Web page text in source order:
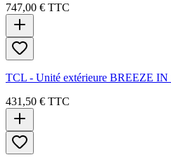
747,00 € TTC
TCL - Unité extérieure BREEZE
431,50 € TTC